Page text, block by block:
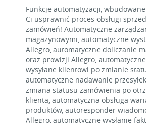
Funkcje automatyzacji,
Ci usprawnić proces obsługi
zamówień! Automatyczne
magazynowymi, automatyczne
Allegro, automatyczne doliczanie
oraz prowizji Allegro,
wysyłane klientowi po zmianie
automatyczne nadawanie
zmiana statusu zamówienia po
klienta, automatyczna obsługa
produktów, autoresponder
Allegro, automatyczne wysłanie